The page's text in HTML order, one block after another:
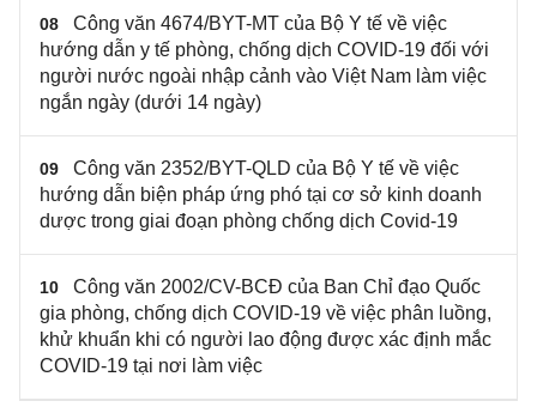
08
Công văn 4674/BYT-MT của Bộ Y tế về việc
hướng dẫn y tế phòng, chống dịch COVID-19 đối với
người nước ngoài nhập cảnh vào Việt Nam làm việc
ngắn ngày (dưới 14 ngày)
09
Công văn 2352/BYT-QLD của Bộ Y tế về việc
hướng dẫn biện pháp ứng phó tại cơ sở kinh doanh
dược trong giai đoạn phòng chống dịch Covid-19
10
Công văn 2002/CV-BCĐ của Ban Chỉ đạo Quốc
gia phòng, chống dịch COVID-19 về việc phân luồng,
khử khuẩn khi có người lao động được xác định mắc
COVID-19 tại nơi làm việc